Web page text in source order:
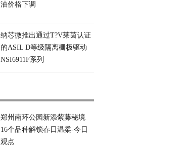
油价格下调
纳芯微推出通过T?V莱茵认证
的ASIL D等级隔离栅极驱动
NSI6911F系列
郑州南环公园新添紫藤秘境
16个品种解锁春日温柔-今日
观点